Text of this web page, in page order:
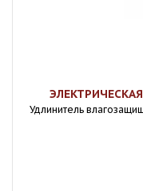
Удлинитель